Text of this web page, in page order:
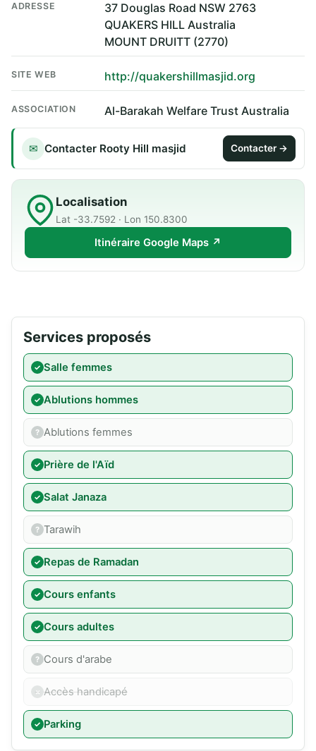
ADRESSE
37 Douglas Road NSW 2763
QUAKERS HILL Australia
MOUNT DRUITT (2770)
SITE WEB http://quakershillmasjid.org
ASSOCIATION Al-Barakah Welfare Trust Australia
✉ Contacter Rooty Hill masjid Contacter →
Localisation
Lat -33.7592 · Lon 150.8300
Itinéraire Google Maps ↗
Services proposés
Salle femmes
Ablutions hommes
Ablutions femmes
Prière de l'Aïd
Salat Janaza
Tarawih
Repas de Ramadan
Cours enfants
Cours adultes
Cours d'arabe
Accès handicapé
Parking